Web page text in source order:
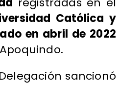
Católica y
en abril de 2022
sancionó